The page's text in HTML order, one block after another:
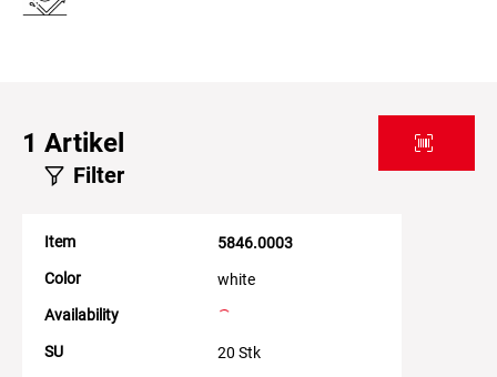
1 Artikel
Filter
Item
5846.0003
Color
white
Availability
SU
20 Stk